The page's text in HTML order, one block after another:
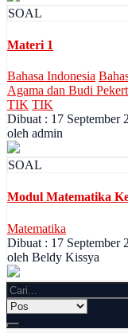
SOAL
Materi 1
Bahasa Indonesia
Agama dan Budi
TIK TIK
Dibuat : 17 September
oleh admin
SOAL
Modul Matematika
Matematika
Dibuat : 17 September
oleh Beldy Kissya